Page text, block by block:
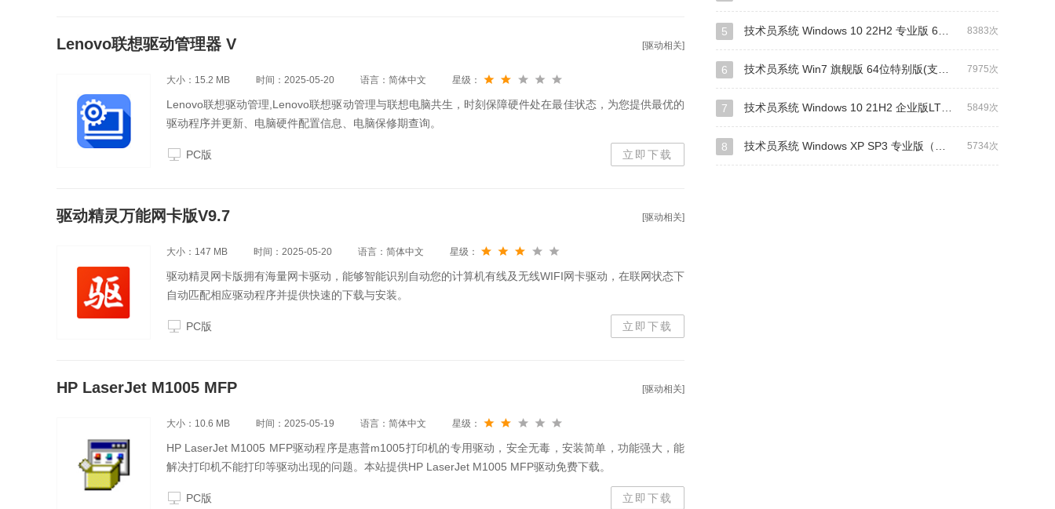
[驱动相关]
Lenovo联想驱动管理器 V
大小：15.2 MB 时间：2025-05-20 语言：简体中文 星级：
Lenovo联想驱动管理,Lenovo联想驱动管理与联想电脑共生，时刻保障硬件处在最佳状态，为您提供最优的
驱动程序并更新、电脑硬件配置信息、电脑保修期查询。
PC版 立即下载
[驱动相关]
驱动精灵万能网卡版V9.7
大小：147 MB 时间：2025-05-20 语言：简体中文 星级：
驱动精灵网卡版拥有海量网卡驱动，能够智能识别自动您的计算机有线及无线WIFI网卡驱动，在联网状态下
自动匹配相应驱动程序并提供快速的下载与安装。
PC版 立即下载
[驱动相关]
HP LaserJet M1005 MFP
大小：10.6 MB 时间：2025-05-19 语言：简体中文 星级：
HP LaserJet M1005 MFP驱动程序是惠普m1005打印机的专用驱动，安全无毒，安装简单，功能强大，能
解决打印机不能打印等驱动出现的问题。本站提供HP LaserJet M1005 MFP驱动免费下载。
PC版 立即下载
8383次
5 技术员系统 Windows 10 22H2 专业版 64位(纯净版)
7975次
6 技术员系统 Win7 旗舰版 64位特别版(支持intel&amd最新硬件)
5849次
7 技术员系统 Windows 10 21H2 企业版LTSC 64位(纯净版)
5734次
8 技术员系统 Windows XP SP3 专业版（纯净版）